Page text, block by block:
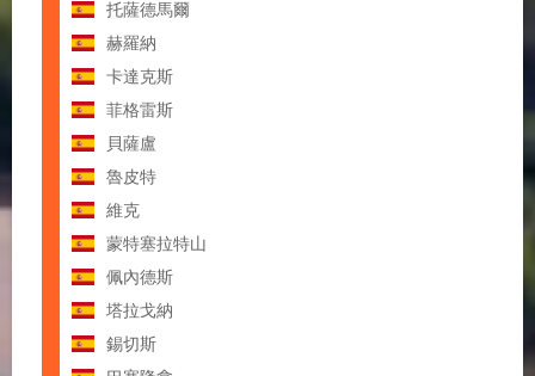
托薩德馬爾
赫羅納
卡達克斯
菲格雷斯
貝薩盧
魯皮特
維克
蒙特塞拉特山
佩內德斯
塔拉戈納
錫切斯